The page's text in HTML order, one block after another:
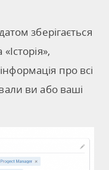
зберігається
про всі
ви або ваші